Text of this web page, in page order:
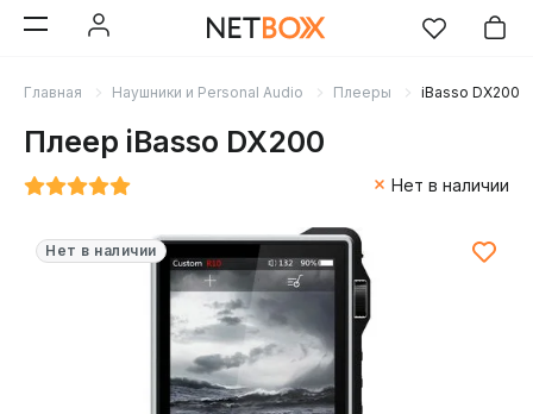
Главная Наушники и Personal Audio Плееры iBasso DX200
Плеер iBasso DX200
Нет в наличии
Нет в наличии